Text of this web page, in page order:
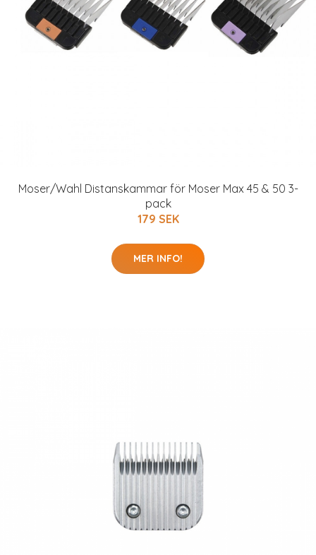
Moser/Wahl Distanskammar för Moser Max 45 & 50 3-
pack
179 SEK
MER INFO!